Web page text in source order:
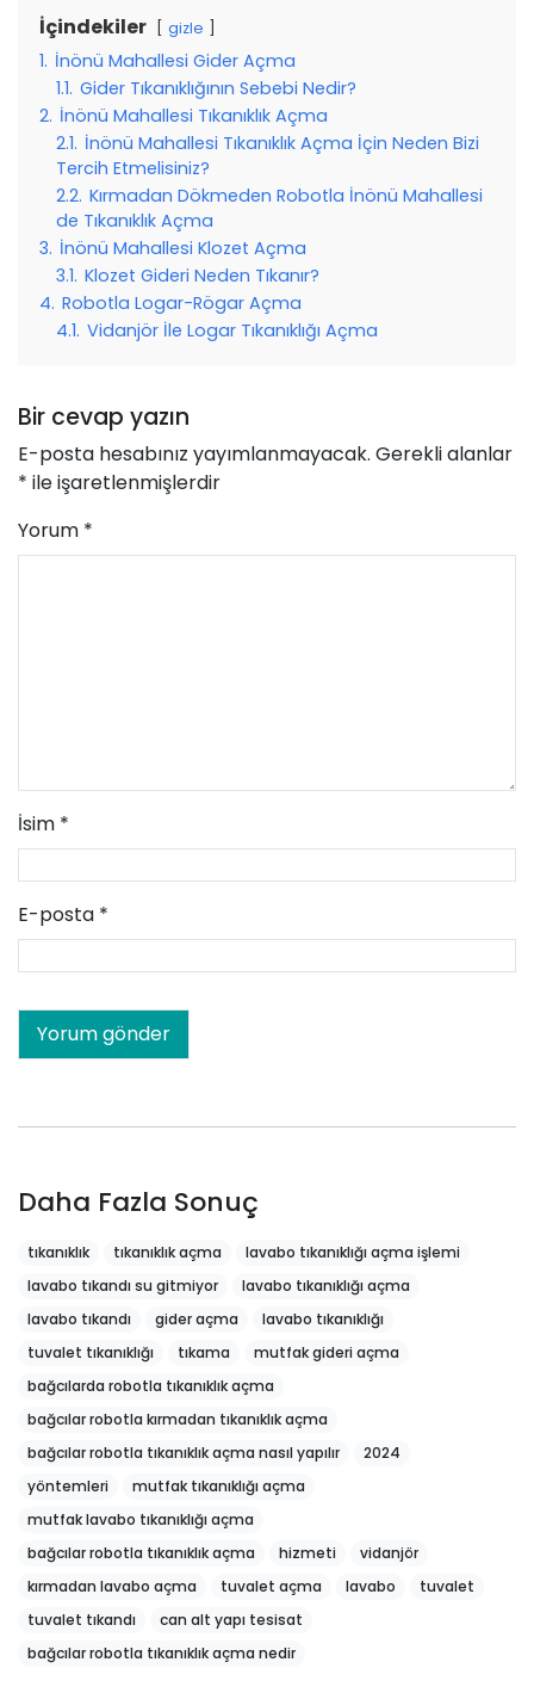
İçindekiler gizle
1. İnönü Mahallesi Gider Açma
1.1. Gider Tıkanıklığının Sebebi Nedir?
2. İnönü Mahallesi Tıkanıklık Açma
2.1. İnönü Mahallesi Tıkanıklık Açma İçin Neden Bizi
Tercih Etmelisiniz?
2.2. Kırmadan Dökmeden Robotla İnönü Mahallesi
de Tıkanıklık Açma
3. İnönü Mahallesi Klozet Açma
3.1. Klozet Gideri Neden Tıkanır?
4. Robotla Logar-Rögar Açma
4.1. Vidanjör İle Logar Tıkanıklığı Açma
Bir cevap yazın
E-posta hesabınız yayımlanmayacak. Gerekli alanlar
* ile işaretlenmişlerdir
Yorum *
İsim *
E-posta *
Daha Fazla Sonuç
tıkanıklık tıkanıklık açma
lavabo tıkanıklığı açma işlemi
lavabo tıkandı su gitmiyor
lavabo tıkanıklığı açma
lavabo tıkandı
gider açma
lavabo tıkanıklığı
tuvalet tıkanıklığı
tıkama
mutfak gideri açma
bağcılarda robotla tıkanıklık açma
bağcılar robotla kırmadan tıkanıklık açma
bağcılar robotla tıkanıklık açma nasıl yapılır
2024
yöntemleri
mutfak tıkanıklığı açma
mutfak lavabo tıkanıklığı açma
bağcılar robotla tıkanıklık açma
hizmeti
vidanjör
kırmadan lavabo açma
tuvalet açma lavabo
tuvalet
tuvalet tıkandı
can alt yapı tesisat
bağcılar robotla tıkanıklık açma nedir